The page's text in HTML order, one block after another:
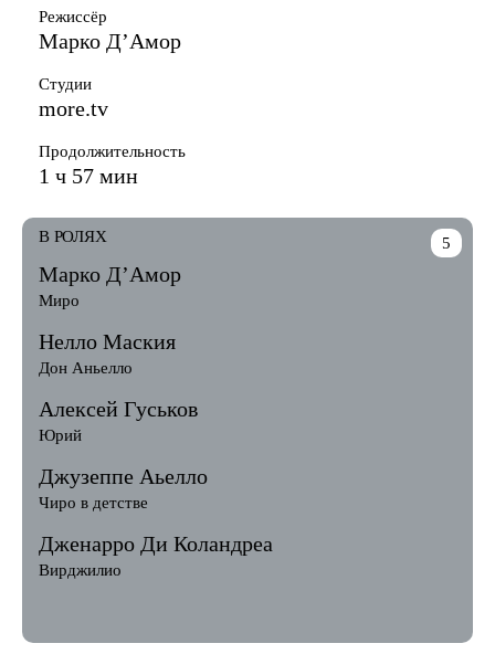
Режиссёр
Марко Д’Амор
Студии
more.tv
Продолжительность
1 ч 57 мин
5
В РОЛЯХ
Марко Д’Амор
Миро
Нелло Маския
Дон Аньелло
Алексей Гуськов
Юрий
Джузеппе Аьелло
Чиро в детстве
Дженарро Ди Коландреа
Вирджилио